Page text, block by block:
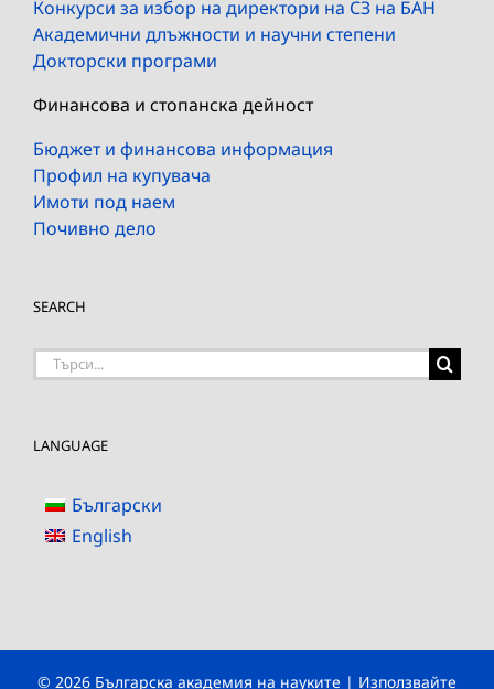
Конкурси за избор на директори на СЗ на БАН
Академични длъжности и научни степени
Докторски програми
Финансова и стопанска дейност
Бюджет и финансова информация
Профил на купувача
Имоти под наем
Почивно дело
SEARCH
Търсене
LANGUAGE
Български
English
© 2026 Българска академия на науките | Използвайте